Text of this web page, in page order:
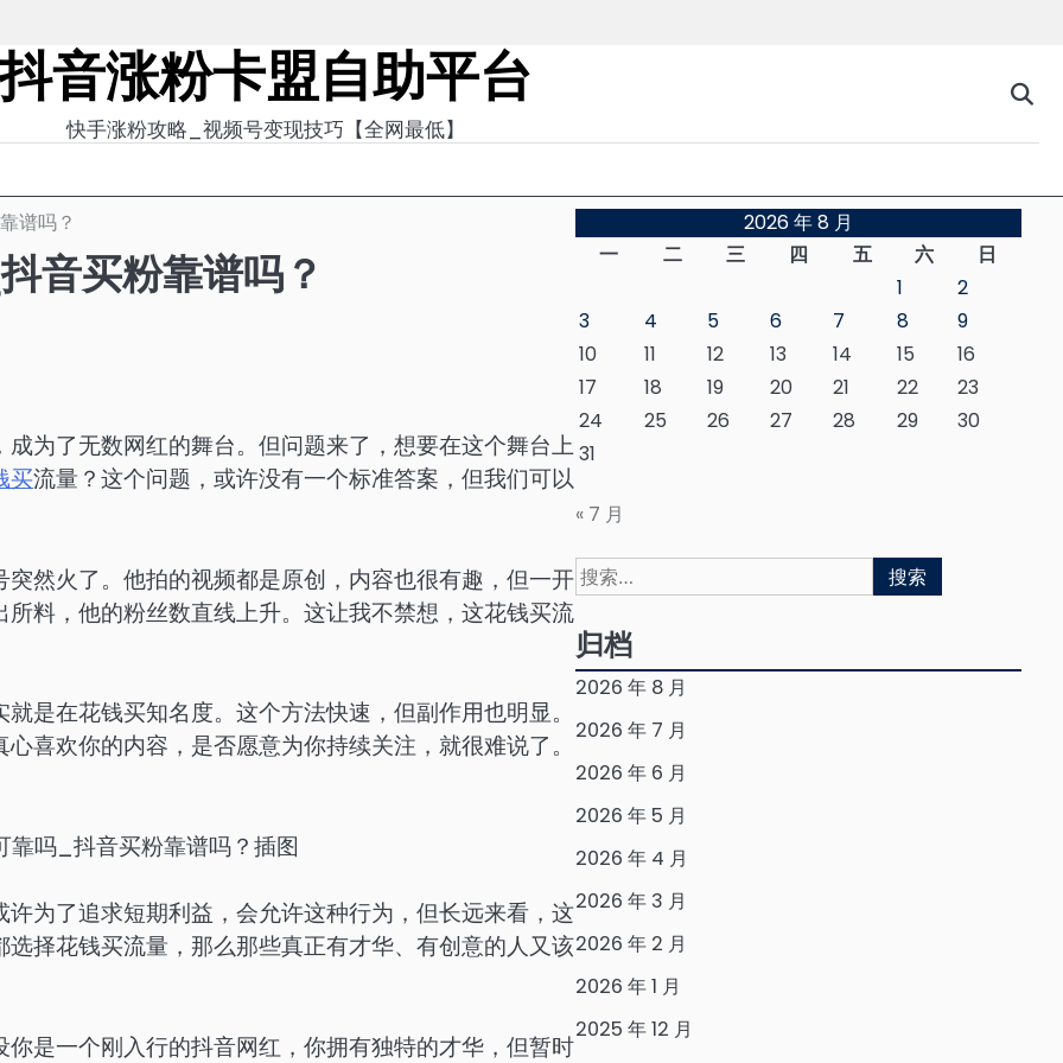
抖音涨粉卡盟自助平台
快手涨粉攻略_视频号变现技巧【全网最低】
谱吗？
音买粉靠谱吗？
为了无数网红的舞台。但问题来了，想要在这个舞台上
买流量？这个问题，或许没有一个标准答案，但我们可以
然火了。他拍的视频都是原创，内容也很有趣，但一开
所料，他的粉丝数直线上升。这让我不禁想，这花钱买流
是在花钱买知名度。这个方法快速，但副作用也明显。
喜欢你的内容，是否愿意为你持续关注，就很难说了。
为了追求短期利益，会允许这种行为，但长远来看，这
择花钱买流量，那么那些真正有才华、有创意的人又该
是一个刚入行的抖音网红，你拥有独特的才华，但暂时
2026 年 8 月
一
二 三 四 五 六
日
1
2
3
4 5 6 7 8
9
10
11 12 13 14 15
16
17
18 19 20 21 22
23
24
25 26 27 28 29
30
31
« 7 月
搜
索：
归档
2026 年 8 月
2026 年 7 月
2026 年 6 月
2026 年 5 月
2026 年 4 月
2026 年 3 月
2026 年 2 月
2026 年 1 月
2025 年 12 月